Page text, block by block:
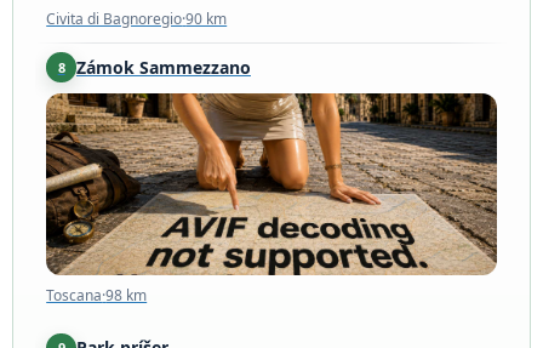
Civita di Bagnoregio·90 km
8 Zámok Sammezzano
Toscana·98 km
Toscana·98 km